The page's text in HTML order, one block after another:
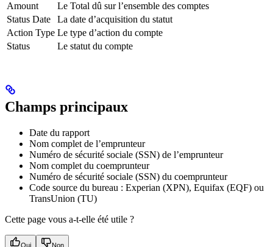
Amount
Le Total dû sur l’ensemble des comptes
Status Date
La date d’acquisition du statut
Action Type Le type d’action du compte
Status
Le statut du compte
Champs principaux
Date du rapport
Nom complet de l’emprunteur
Numéro de sécurité sociale (SSN) de l’emprunteur
Nom complet du coemprunteur
Numéro de sécurité sociale (SSN) du coemprunteur
Code source du bureau : Experian (XPN), Equifax (EQF) ou
TransUnion (TU)
Cette page vous a-t-elle été utile ?
Oui Non